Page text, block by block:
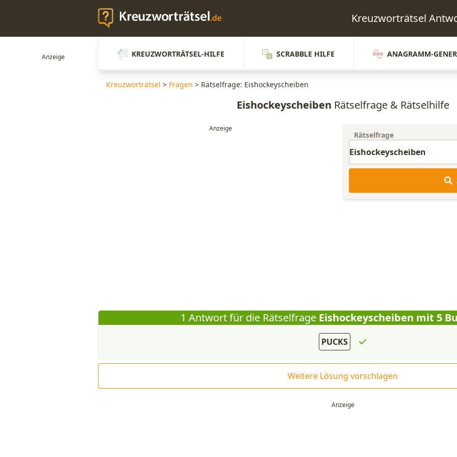
Kreuzworträtsel
KREUZWORTRÄTSEL-HILFE SCRABBLE HILFE ANAGRAMM-
Kreuzworträtsel > Fragen > Rätselfrage: Eishockeyscheiben
Eishockeyscheiben Rätselfrage & Rätselhilfe
Rätselfrage
1 Antwort für die Rätselfrage Eishockeyscheiben mit 5
PUCKS
Weitere Lösung vorschlagen